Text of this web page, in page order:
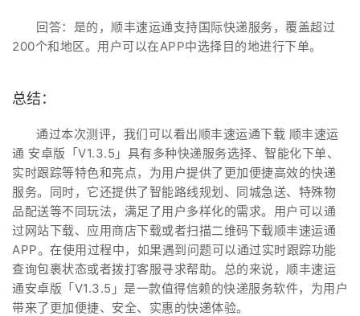
回答：是的，顺丰速运通支持国际快递服务，覆盖超过
200个和地区。用户可以在APP中选择目的地进行下单。
总结：
通过本次测评，我们可以看出顺丰速运通下载 顺丰速运
通 安卓版「V1.3.5」具有多种快递服务选择、智能化下单、
实时跟踪等特色和亮点，为用户提供了更加便捷高效的快递
服务。同时，它还提供了智能路线规划、同城急送、特殊物
品配送等不同玩法，满足了用户多样化的需求。用户可以通
过网站下载、应用商店下载或者扫描二维码下载顺丰速运通
APP。在使用过程中，如果遇到问题可以通过实时跟踪功能
查询包裹状态或者拨打客服寻求帮助。总的来说，顺丰速运
通安卓版「V1.3.5」是一款值得信赖的快递服务软件，为用户
带来了更加便捷、安全、实惠的快递体验。